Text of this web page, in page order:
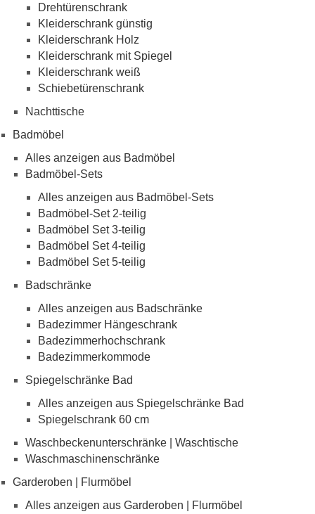
Drehtürenschrank
Kleiderschrank günstig
Kleiderschrank Holz
Kleiderschrank mit Spiegel
Kleiderschrank weiß
Schiebetürenschrank
Nachttische
Badmöbel
Alles anzeigen aus Badmöbel
Badmöbel-Sets
Alles anzeigen aus Badmöbel-Sets
Badmöbel-Set 2-teilig
Badmöbel Set 3-teilig
Badmöbel Set 4-teilig
Badmöbel Set 5-teilig
Badschränke
Alles anzeigen aus Badschränke
Badezimmer Hängeschrank
Badezimmerhochschrank
Badezimmerkommode
Spiegelschränke Bad
Alles anzeigen aus Spiegelschränke Bad
Spiegelschrank 60 cm
Waschbeckenunterschränke | Waschtische
Waschmaschinenschränke
Garderoben | Flurmöbel
Alles anzeigen aus Garderoben | Flurmöbel